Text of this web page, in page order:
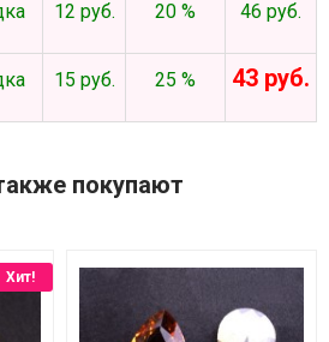
12 руб. 20 % 46 руб.
15 руб. 25 % 43 руб.
покупают
Хит!